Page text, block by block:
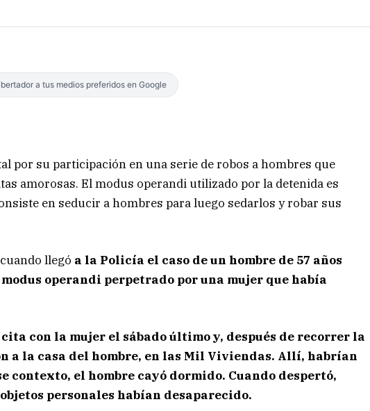
a tus medios preferidos en Google
por su participación en una serie de robos a hombres que
amorosas. El modus operandi utilizado por la detenida es
en seducir a hombres para luego sedarlos y robar sus
llegó a la Policía el caso de un hombre de 57 años
operandi perpetrado por una mujer que había
con la mujer el sábado último y, después de recorrer la
a la casa del hombre, en las Mil Viviendas. Allí, habrían
contexto, el hombre cayó dormido. Cuando despertó,
personales habían desaparecido.